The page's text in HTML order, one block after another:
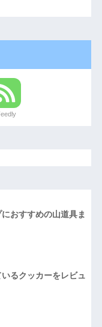
おすすめの山道具ま
るクッカーをレビュ